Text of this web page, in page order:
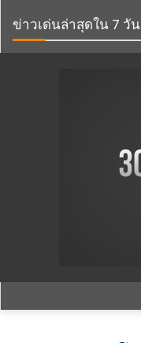
ข่าวเด่นล่าสุดใน 7 วัน